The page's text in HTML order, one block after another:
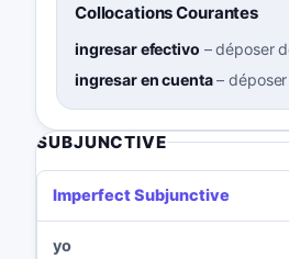
Collocations Courantes
ingresar efectivo –déposer
ingresar en cuenta–
SUBJUNCTIVE
Imperfect Subjunctive
yo